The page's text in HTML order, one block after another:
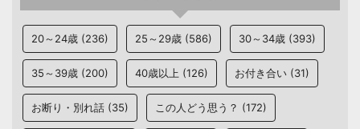
20～24歳 (236) 25～29歳 (586) 30～34歳 (393)
35～39歳 (200) 40歳以上 (126) お付き合い (31)
お断り・別れ話 (35) この人どう思う？ (172)